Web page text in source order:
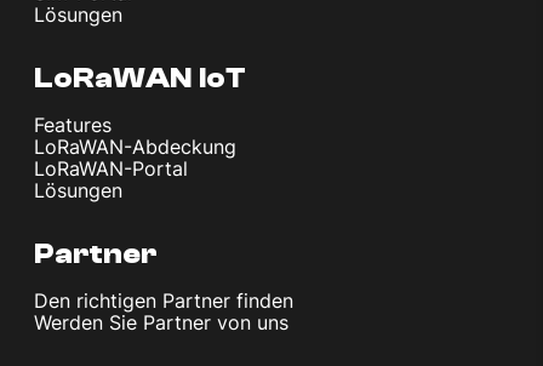
Lösungen
LoRaWAN IoT
Features
LoRaWAN-Abdeckung
LoRaWAN-Portal
Lösungen
Partner
Den richtigen Partner finden
Werden Sie Partner von uns